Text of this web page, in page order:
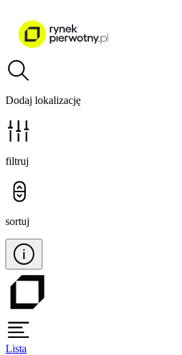
Dodaj lokalizację
filtruj
sortuj
Lista